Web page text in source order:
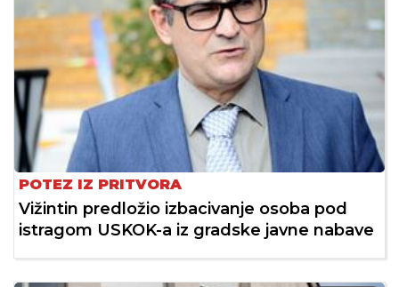
POTEZ IZ PRITVORA
Vižintin predložio izbacivanje osoba pod
istragom USKOK-a iz gradske javne nabave